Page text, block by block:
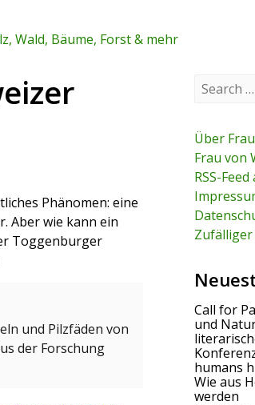
Wald, Bäume, Forst & mehr
Phänomen: eine
Aber wie kann ein
Toggenburger
und Pilzfäden von
der Forschung
c
h
f
o
r
:
Über
Frau von
RSS-
Call for
und
humans
Wie aus
werden